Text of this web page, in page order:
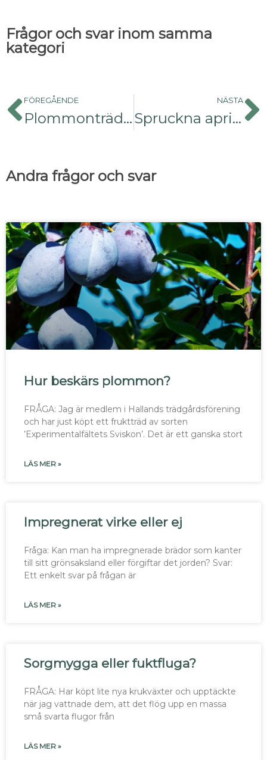
Frågor och svar inom samma
kategori
FÖREGÅENDE
Plommonträdens utseende
NÄSTA
Spruckna aprikoser
Andra frågor och svar
Hur beskärs plommon?
FRÅGA: Jag är medlem i Hallands trädgårdsförening
och har just köpt ett fruktträd av sorten
’Experimentalfältets Sviskon’. Det är ett ganska stort
LÄS MER »
Impregnerat virke eller ej
Fråga: Kan man ha impregnerade brädor som kanter
till sitt grönsaksland eller förgiftar det jorden? Svar:
Ett enkelt svar på frågan är
LÄS MER »
Sorgmygga eller fuktfluga?
FRÅGA: Har köpt lite nya krukväxter och upptäckte
när jag vattnade dem, att det flög upp en massa
små svarta flugor från
LÄS MER »